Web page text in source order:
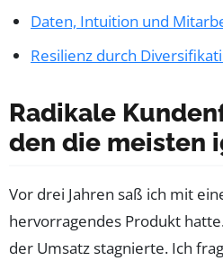
Daten, Intuition und
Resilienz durch
Radikale
den die meisten
Vor drei Jahren saß ich mit
hervorragendes Produkt
der Umsatz stagnierte. Ich